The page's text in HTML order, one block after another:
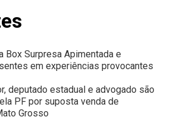
Box Surpresa Apimentada e
em experiências provocantes
deputado estadual e advogado são
PF por suposta venda de
Grosso